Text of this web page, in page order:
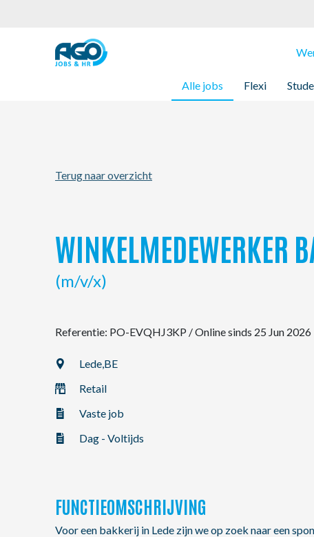
Alle jobs Flexi
Werknemers
Kantoren
My AGO
Terug naar overzicht
WINKELMEDEWERKER
(m/v/x)
Referentie: PO-EVQHJ3KP /Online sinds 25 Jun 2026
Lede,BE
Retail
Vaste job
Dag - Voltijds
FUNCTIEOMSCHRIJVING
Voor een bakkerij in Lede zijn we op zoek naar een